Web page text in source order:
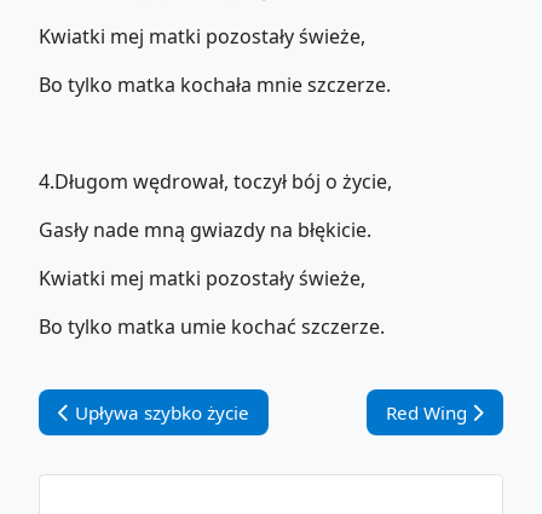
Kwiatki mej matki pozostały świeże,
Bo tylko matka kochała mnie szczerze.
4.Długom wędrował, toczył bój o życie,
Gasły nade mną gwiazdy na błękicie.
Kwiatki mej matki pozostały świeże,
Bo tylko matka umie kochać szczerze.
Vorheriger Beitrag: Upływa szybko życie
Upływa szybko życie Nächster Beitrag:
Red Wing